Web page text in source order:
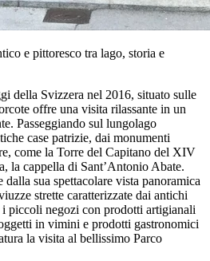
e pittoresco tra lago, storia e
della Svizzera nel 2016, situato sulle
offre una visita rilassante in un
Passeggiando sul lungolago
case patrizie, dai monumenti
come la Torre del Capitano del XIV
la cappella di Sant’Antonio Abate.
sua spettacolare vista panoramica
strette caratterizzate dai antichi
piccoli negozi con prodotti artigianali
in vimini e prodotti gastronomici
la visita al bellissimo Parco